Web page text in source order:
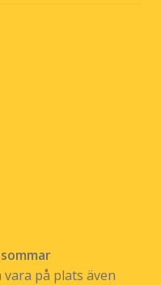
vara på plats även